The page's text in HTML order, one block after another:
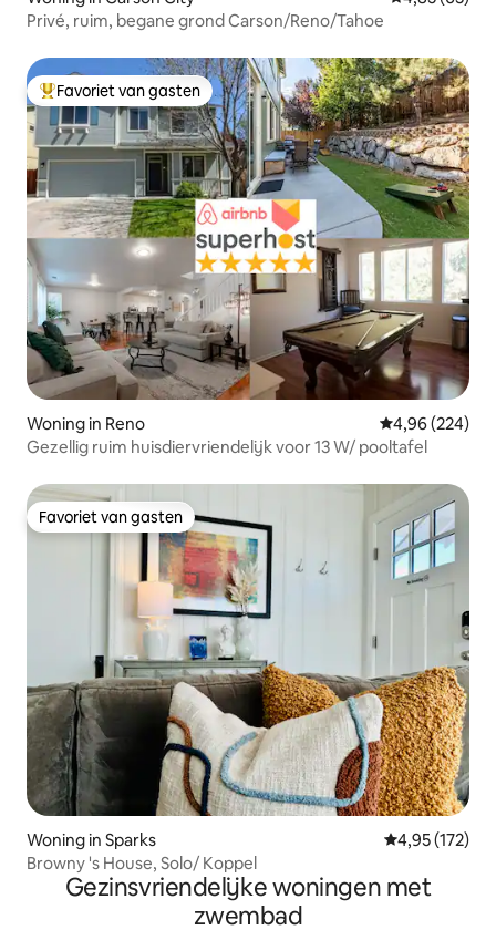
Privé, ruim, begane grond Carson/Reno/Tahoe
Topfavoriet van gasten
Favoriet van gasten
Woning in Reno Gemiddelde
4,96 (224)
Gezellig ruim huisdiervriendelijk voor 13 W/ pooltafel
Favoriet van gasten
Favoriet van gasten
Woning in Sparks Gemiddelde
4,95 (172)
Browny 's House, Solo/ Koppel
Gezinsvriendelijke woningen met
zwembad